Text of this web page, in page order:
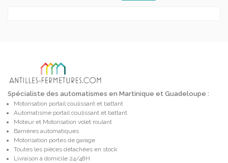
Spécialiste des automatismes en Martinique et Guadeloupe :
Motorisation portail coulissant et battant
Automatisme portail coulissant et battant
Moteur et Motorisation volet roulant
Barrières automatiques
Motorisation portes de garage
Toutes les pièces détachées en stock
Livraison à domicile 24/48H